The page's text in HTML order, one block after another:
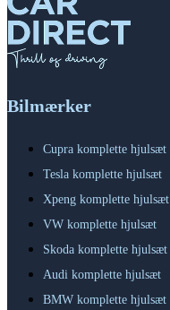
Bilmærker
Cupra komplette hjulsæt
Tesla komplette hjulsæt
Xpeng komplette hjulsæt
VW komplette hjulsæt
Skoda komplette hjulsæt
Audi komplette hjulsæt
BMW komplette hjulsæt